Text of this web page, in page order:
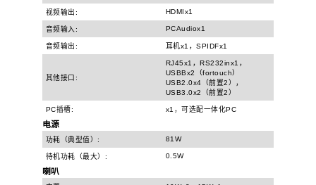
视频输出: HDMIx1
音频输入: PCAudiox1
音频输出: 耳机x1，SPIDFx1
其他接口:
RJ45x1，RS232inx1，
USBBx2（fortouch）
USB2.0x4（前置2），
USB3.0x2（前置2）
PC插槽: x1，可选配一体化PC
电源
功耗（典型值）: 81W
待机功耗（最大）: 0.5W
喇叭